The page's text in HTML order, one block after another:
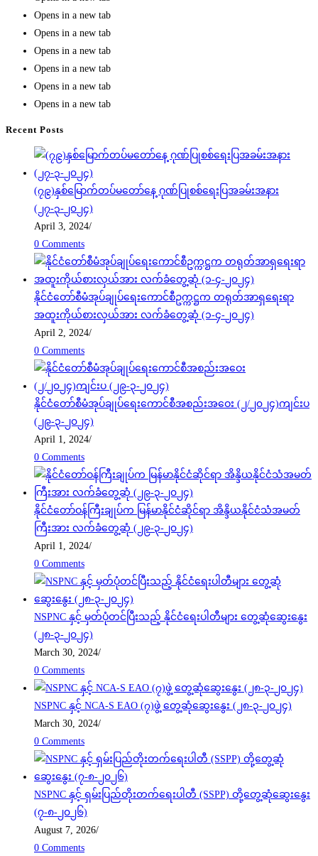
Opens in a new tab
Opens in a new tab
Opens in a new tab
Opens in a new tab
Opens in a new tab
Opens in a new tab
Recent Posts
(၇၉)နှစ်မြောက်တပ်မတော်နေ့ ဂုဏ်ပြုစစ်ရေးပြအခမ်းအနား
(၂၇-၃-၂၀၂၄)
April 3, 2024/
0 Comments
နိုင်ငံတော်စီမံအုပ်ချုပ်ရေးကောင်စီဥက္ကဋ္ဌက တရုတ်အာရှရေးရာ
အထူးကိုယ်စားလှယ်အား လက်ခံတွေ့ဆုံ (၁-၄-၂၀၂၄)
April 2, 2024/
0 Comments
နိုင်ငံတော်စီမံအုပ်ချုပ်ရေးကောင်စီအစည်းအဝေး (၂/၂၀၂၄)ကျင်းပ
(၂၉-၃-၂၀၂၄)
April 1, 2024/
0 Comments
နိုင်ငံတော်ဝန်ကြီးချုပ်က မြန်မာနိုင်ငံဆိုင်ရာ အိန္ဒိယနိုင်ငံသံအမတ်
ကြီးအား လက်ခံတွေ့ဆုံ (၂၉-၃-၂၀၂၄)
April 1, 2024/
0 Comments
NSPNC နှင့် မှတ်ပုံတင်ပြီးသည့် နိုင်ငံရေးပါတီများ တွေ့ဆုံဆွေးနွေး
(၂၈-၃-၂၀၂၄)
March 30, 2024/
0 Comments
NSPNC နှင့် NCA-S EAO (၇)ဖွဲ့ တွေ့ဆုံဆွေးနွေး (၂၈-၃-၂၀၂၄)
March 30, 2024/
0 Comments
NSPNC နှင့် ရှမ်းပြည်တိုးတက်ရေးပါတီ (SSPP) တို့တွေ့ဆုံဆွေးနွေး
(၇-၈-၂၀၂၆)
August 7, 2026/
0 Comments